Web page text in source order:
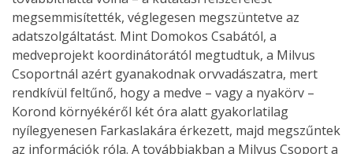
megsemmisítették, véglegesen megszüntetve az
adatszolgáltatást. Mint Domokos Csabától, a
medveprojekt koordinátorától megtudtuk, a Milvus
Csoportnál azért gyanakodnak orvvadászatra, mert
rendkívül feltűnő, hogy a medve – vagy a nyakörv –
Korond környékéről két óra alatt gyakorlatilag
nyílegyenesen Farkaslakára érkezett, majd megszűntek
az információk róla. A továbbiakban a Milvus Csoport a